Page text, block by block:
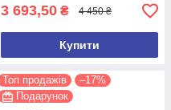
3 693,50 ₴ 4 450 ₴
Купити
Топ продажів
–17%
Подарунок